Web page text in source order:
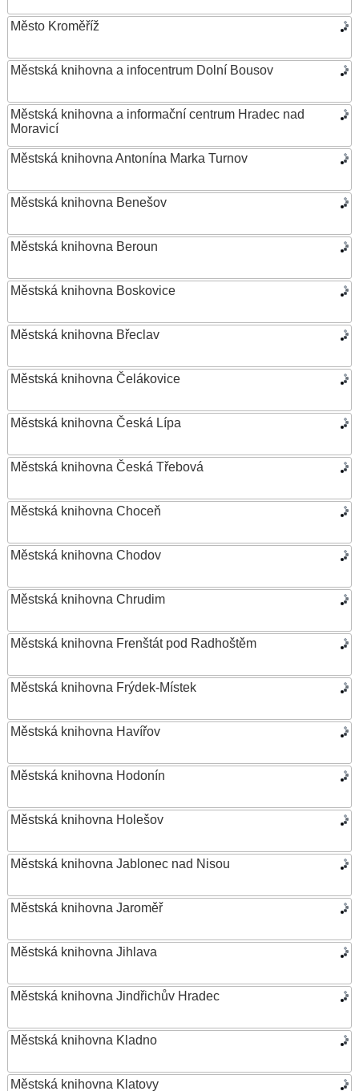
Město Kroměříž
Městská knihovna a infocentrum Dolní Bousov
Městská knihovna a informační centrum Hradec nad
Moravicí
Městská knihovna Antonína Marka Turnov
Městská knihovna Benešov
Městská knihovna Beroun
Městská knihovna Boskovice
Městská knihovna Břeclav
Městská knihovna Čelákovice
Městská knihovna Česká Lípa
Městská knihovna Česká Třebová
Městská knihovna Choceň
Městská knihovna Chodov
Městská knihovna Chrudim
Městská knihovna Frenštát pod Radhoštěm
Městská knihovna Frýdek-Místek
Městská knihovna Havířov
Městská knihovna Hodonín
Městská knihovna Holešov
Městská knihovna Jablonec nad Nisou
Městská knihovna Jaroměř
Městská knihovna Jihlava
Městská knihovna Jindřichův Hradec
Městská knihovna Kladno
Městská knihovna Klatovy